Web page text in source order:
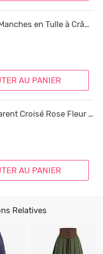
Haut Lacé à Manches en Tulle à Crâne et Dentelle Grande Taille
AU PANIER
Haut Transparent Croisé Rose Fleur Imprimées de Grande Taille avec Poche à Lacets
AU PANIER
Relatives